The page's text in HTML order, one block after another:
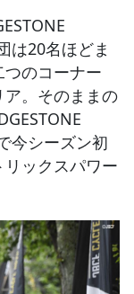
は20名ほどま
のコーナー
。そのままの
今シーズン初
ックスパワー